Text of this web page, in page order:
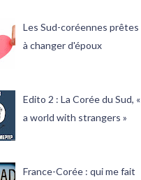
Les Sud-coréennes prêtes
à changer d'époux
Edito 2 : La Corée du Sud, «
a world with strangers »
France-Corée : qui me fait